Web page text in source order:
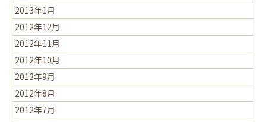
2013年1月
2012年12月
2012年11月
2012年10月
2012年9月
2012年8月
2012年7月